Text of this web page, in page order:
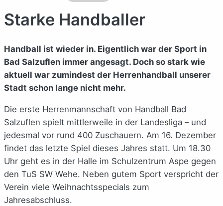
Starke Handballer
Handball ist wieder in. Eigentlich war der Sport in
Bad Salzuflen immer angesagt. Doch so stark wie
aktuell war zumindest der Herrenhandball unserer
Stadt schon lange nicht mehr.
Die erste Herrenmannschaft von Handball Bad
Salzuflen spielt mittlerweile in der Landesliga – und
jedesmal vor rund 400 Zuschauern. Am 16. Dezember
findet das letzte Spiel dieses Jahres statt. Um 18.30
Uhr geht es in der Halle im Schulzentrum Aspe gegen
den TuS SW Wehe. Neben gutem Sport verspricht der
Verein viele Weihnachtsspecials zum
Jahresabschluss.